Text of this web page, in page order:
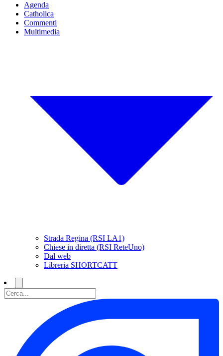
Agenda
Catholica
Commenti
Multimedia
Strada Regina (RSI LA1)
Chiese in diretta (RSI ReteUno)
Dal web
Libreria SHORTCATT